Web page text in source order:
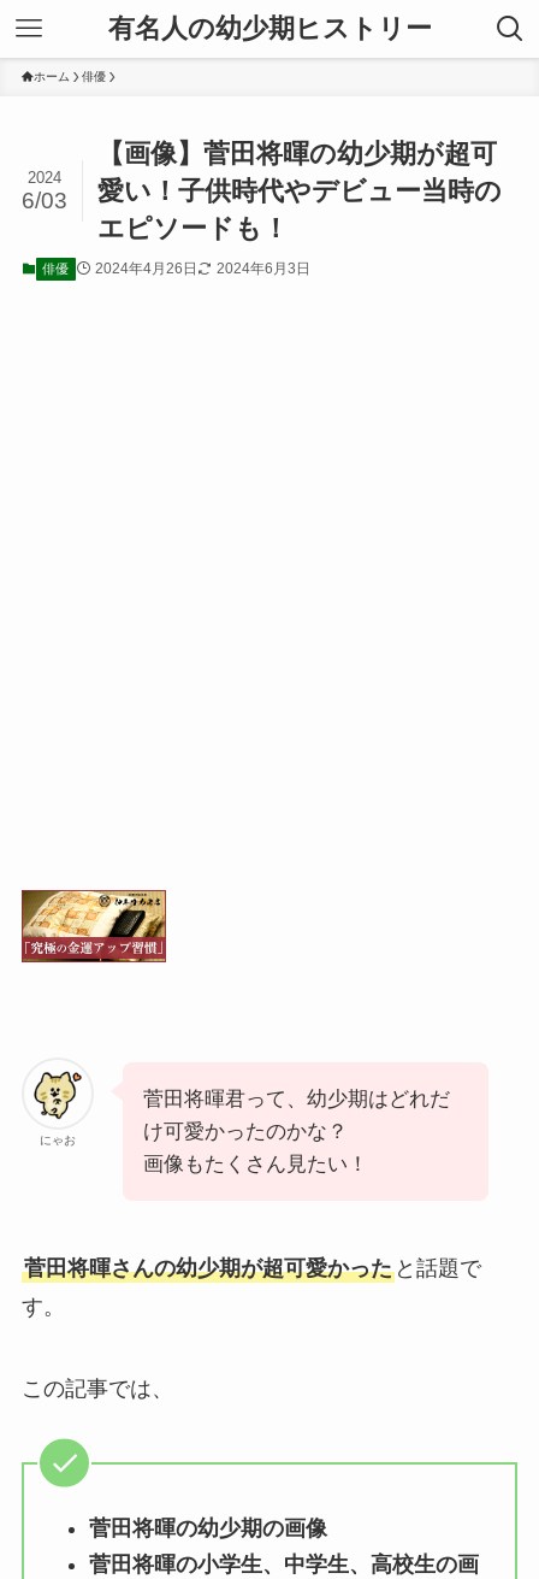
有名人の幼少期ヒストリー
ホーム 俳優
【画像】菅田将暉の幼少期が超可
愛い！子供時代やデビュー当時の
エピソードも！
2024
6/03
俳優 2024年4月26日 2024年6月3日
にゃお
菅田将暉君って、幼少期はどれだ
け可愛かったのかな？
画像もたくさん見たい！
菅田将暉さんの幼少期が超可愛かったと話題で
す。
この記事では、
菅田将暉の幼少期の画像
菅田将暉の小学生、中学生、高校生の画